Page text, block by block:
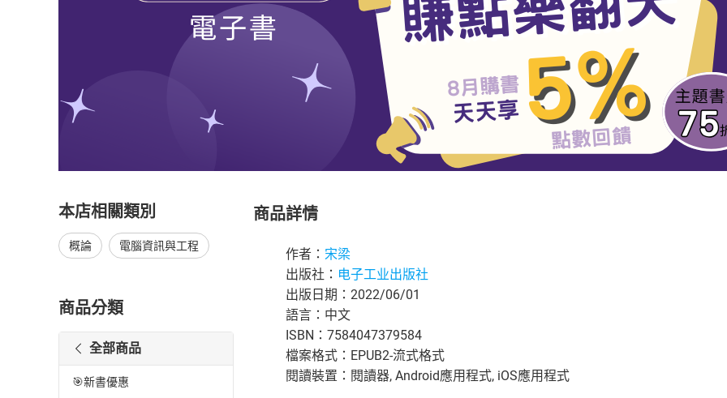
本店相關類別
概論 電腦資訊與工程
商品分類
全部商品
🎯新書優惠
商品詳情
作者： 宋梁
出版社： 电子工业出版社
出版日期：2022/06/01
語言：中文
ISBN：7584047379584
檔案格式：EPUB2-流式格式
閱讀裝置：閱讀器, Android應用程式, iOS應用程式